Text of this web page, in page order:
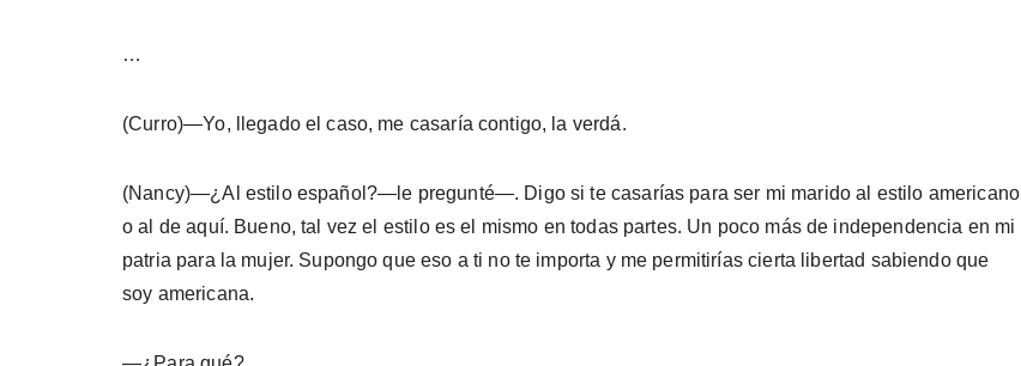
…
(Curro)—Yo, llegado el caso, me casaría contigo, la verdá.
(Nancy)—¿Al estilo español?—le pregunté—. Digo si te casarías para ser mi marido al estilo ameri­cano
o al de aquí. Bueno, tal vez el estilo es el mismo en todas partes. Un poco más de indepen­dencia en mi
patria para la mujer. Supongo que eso a ti no te importa y me permitirías cierta libertad sabiendo que
soy americana.